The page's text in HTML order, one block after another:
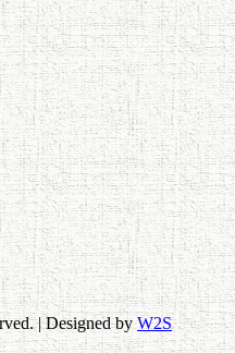
| Designed byW2S